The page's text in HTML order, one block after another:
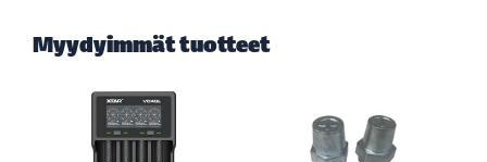
Myydyimmät tuotteet